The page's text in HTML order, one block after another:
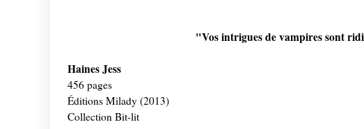
"Vos intrigues de vampires sont
Haines Jess
456 pages
Éditions Milady (2013)
Collection Bit-lit